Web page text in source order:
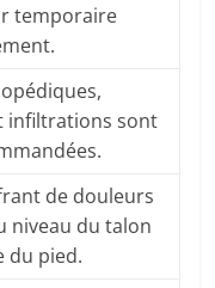
temporaire
infiltrations sont
de douleurs
niveau du talon
du pied.